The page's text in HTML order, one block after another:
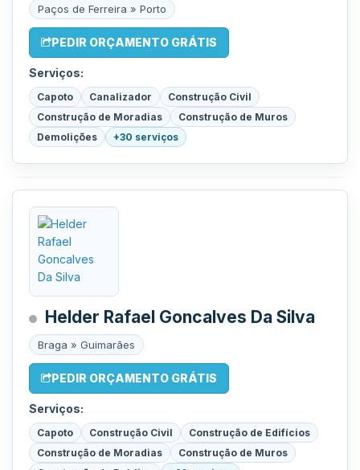
Paços de Ferreira » Porto
PEDIR ORÇAMENTO GRÁTIS
Serviços:
Capoto Canalizador
Construção Civil
Construção de Moradias
Construção de Muros
Demolições
+30 serviços
Helder Rafael Goncalves Da Silva
Braga » Guimarães
PEDIR ORÇAMENTO GRÁTIS
Serviços:
Capoto Construção Civil
Construção de Edifícios
Construção de Moradias
Construção de Muros